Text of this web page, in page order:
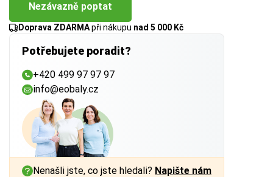
Nezávazně poptat
Doprava ZDARMApři nákupu nad 5 000 Kč
Potřebujete poradit?
+420 499 97 97 97
info@eobaly.cz
Nenašli jste, co jste hledali? Napište nám